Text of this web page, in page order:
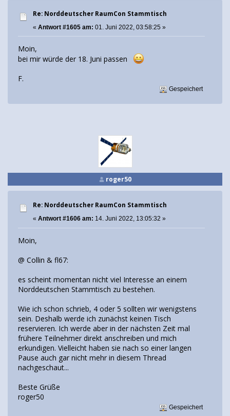
Re: Norddeutscher RaumCon Stammtisch
« Antwort #1605 am: 01. Juni 2022, 03:58:25 »
Moin,
bei mir würde der 18. Juni passen
F.
Gespeichert
roger50
Re: Norddeutscher RaumCon Stammtisch
« Antwort #1606 am: 14. Juni 2022, 13:05:32 »
Moin,
@ Collin & fl67:
es scheint momentan nicht viel Interesse an einem
Norddeutschen Stammtisch zu bestehen.
Wie ich schon schrieb, 4 oder 5 sollten wir wenigstens
sein. Deshalb werde ich zunächst keinen Tisch
reservieren. Ich werde aber in der nächsten Zeit mal
frühere Teilnehmer direkt anschreiben und mich
erkundigen. Vielleicht haben sie nach so einer langen
Pause auch gar nicht mehr in diesem Thread
nachgeschaut...
Beste Grüße
roger50
Gespeichert